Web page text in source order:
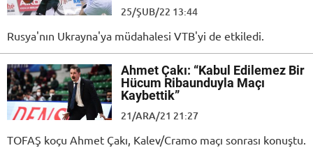
25/ŞUB/22 13:44
Rusya'nın Ukrayna'ya müdahalesi VTB'yi de etkiledi.
Ahmet Çakı: “Kabul Edilemez Bir
Hücum Ribaunduyla Maçı
Kaybettik”
21/ARA/21 21:27
TOFAŞ koçu Ahmet Çakı, Kalev/Cramo maçı sonrası konuştu.